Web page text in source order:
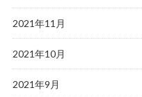
2021年11月
2021年10月
2021年9月